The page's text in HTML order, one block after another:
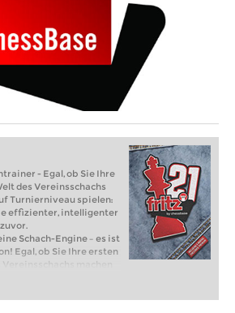
- Egal, ob Sie Ihre
des Vereinsschachs
Turnierniveau spielen:
effizienter, intelligenter
Schach-Engine – es ist
Egal, ob Sie Ihre ersten
machen
spielen: Mit
intelligenter und